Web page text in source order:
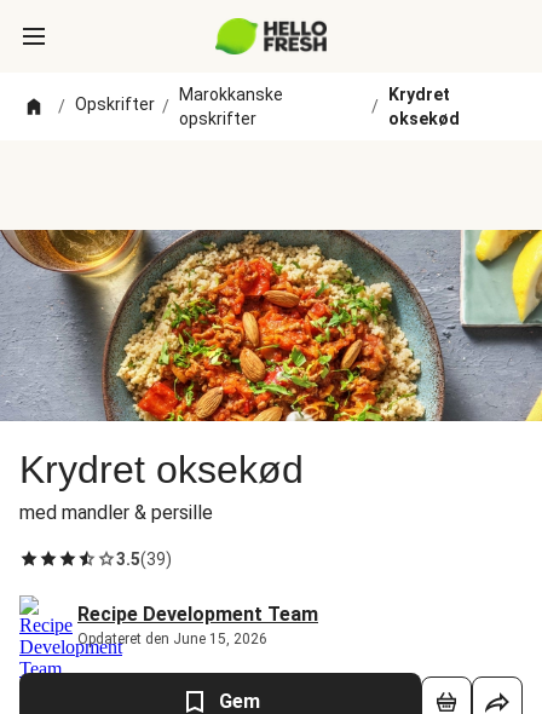
/ Opskrifter /
Marokkanske
opskrifter
/
Krydret
oksekød
Krydret oksekød
med mandler & persille
3.5(39)
Recipe Development Team
Opdateret den June 15, 2026
Gem